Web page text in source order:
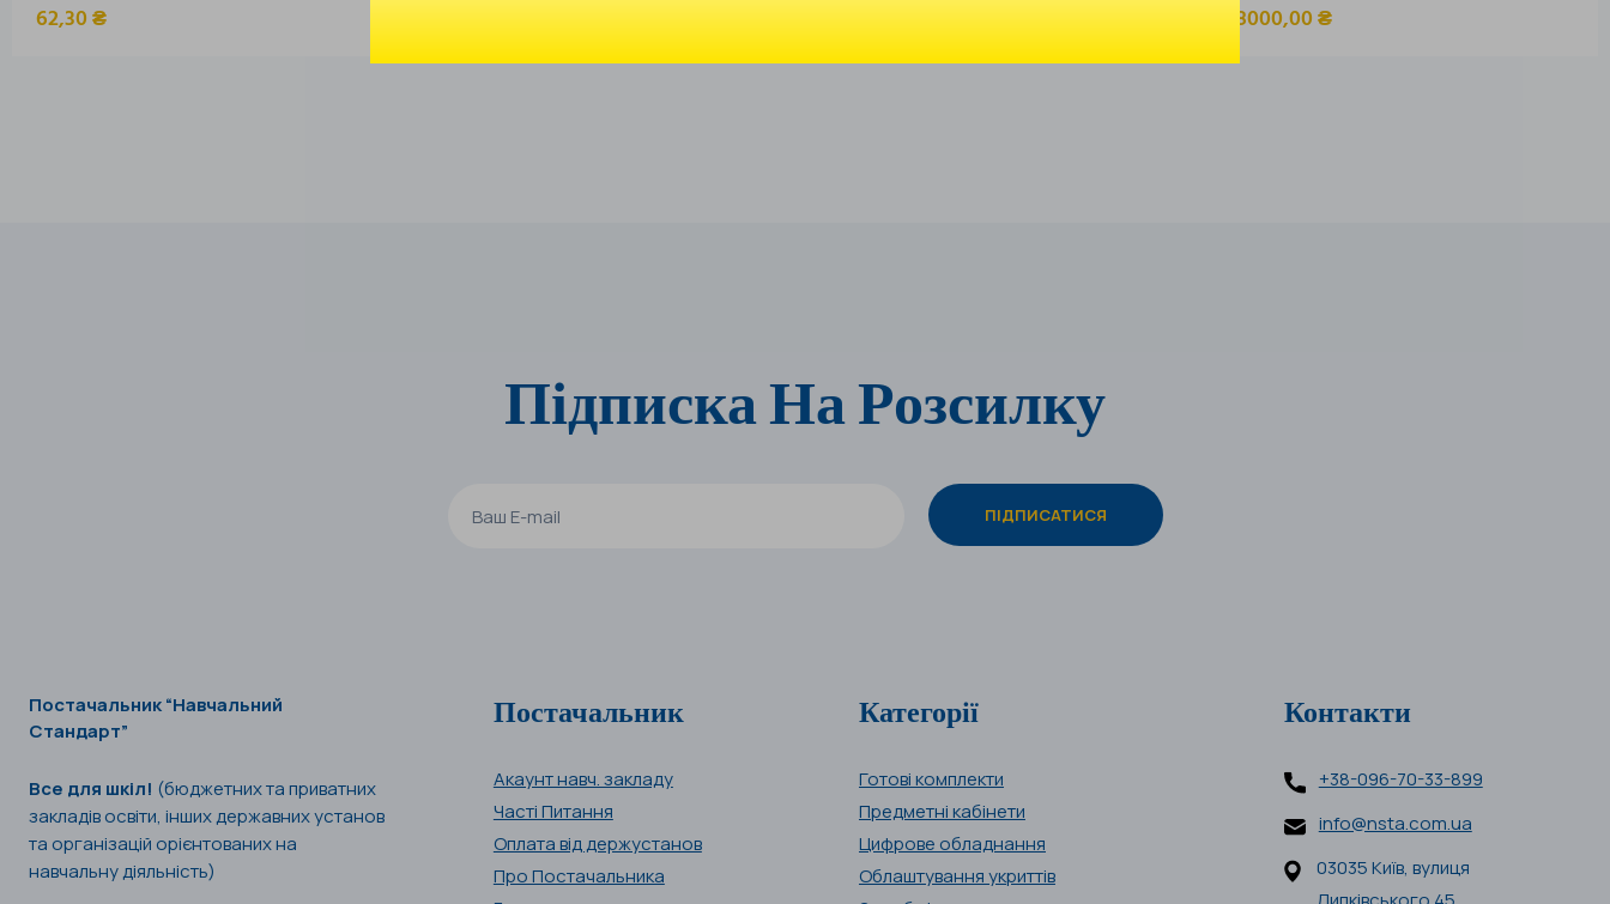
62,30₴ 518,00₴ 62,30₴ 8000,00₴
Підписка На Розсилку
Постачальник “Навчальний
Стандарт”
Все для шкіл! (бюджетних та приватних
закладів освіти, інших державних установ
та організацій орієнтованих на
навчальну діяльність)
Постачальник
Акаунт навч. закладу
Часті Питання
Оплата від держустанов
Про Постачальника
Категорії
Готові комплекти
Предметні кабінети
Цифрове обладнання
Облаштування укриттів
Контакти
+38-096-70-33-899
info@nsta.com.ua
03035 Київ, вулиця